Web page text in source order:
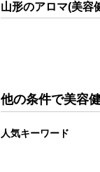
山形のアロマ(美容
他の条件で美容
人気キーワード